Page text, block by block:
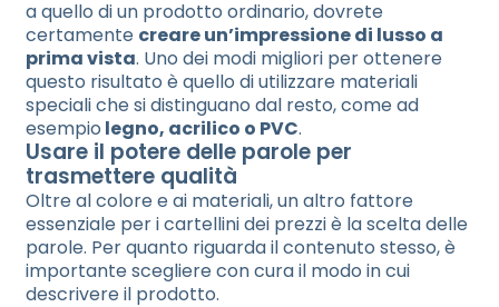
a quello di un prodotto ordinario, dovrete
certamente creare un’impressione di lusso a
prima vista. Uno dei modi migliori per ottenere
questo risultato è quello di utilizzare materiali
speciali che si distinguano dal resto, come ad
esempio legno, acrilico o PVC.
Usare il potere delle parole per
trasmettere qualità
Oltre al colore e ai materiali, un altro fattore
essenziale per i cartellini dei prezzi è la scelta delle
parole. Per quanto riguarda il contenuto stesso, è
importante scegliere con cura il modo in cui
descrivere il prodotto.